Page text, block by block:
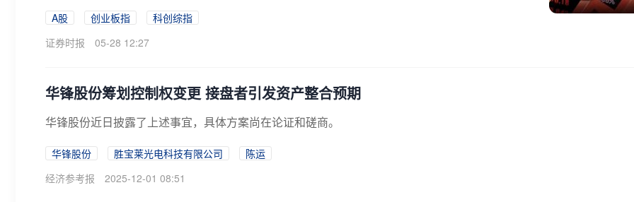
A股 创业板指
科创综指
证券时报
05-28 12:27
华锋股份筹划控制权变更 接盘者引发资产整合预期
华锋股份近日披露了上述事宜，具体方案尚在论证和磋商。
华锋股份 胜宝莱光电科技有限公司
陈运
经济参考报
2025-12-01 08:51